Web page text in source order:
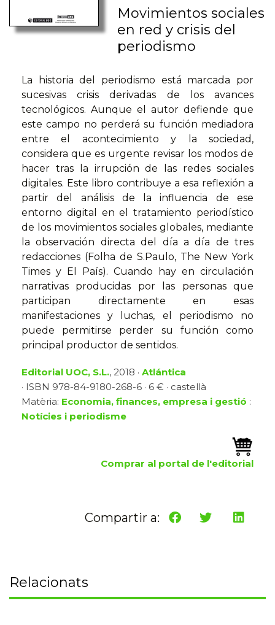
Movimientos sociales
en red y crisis del
periodismo
La historia del periodismo está marcada por
sucesivas crisis derivadas de los avances
tecnológicos. Aunque el autor defiende que
este campo no perderá su función mediadora
entre el acontecimiento y la sociedad,
considera que es urgente revisar los modos de
hacer tras la irrupción de las redes sociales
digitales. Este libro contribuye a esa reflexión a
partir del análisis de la influencia de ese
entorno digital en el tratamiento periodístico
de los movimientos sociales globales, mediante
la observación directa del día a día de tres
redacciones (Folha de S.Paulo, The New York
Times y El País). Cuando hay en circulación
narrativas producidas por las personas que
participan directamente en esas
manifestaciones y luchas, el periodismo no
puede permitirse perder su función como
principal productor de sentidos.
Editorial UOC, S.L., 2018 · Atlántica
· ISBN 978-84-9180-268-6 · 6 € · castellà
Matèria: Economia, finances, empresa i gestió :
Notícies i periodisme
Comprar al portal de l'editorial
Compartir a:
Relacionats